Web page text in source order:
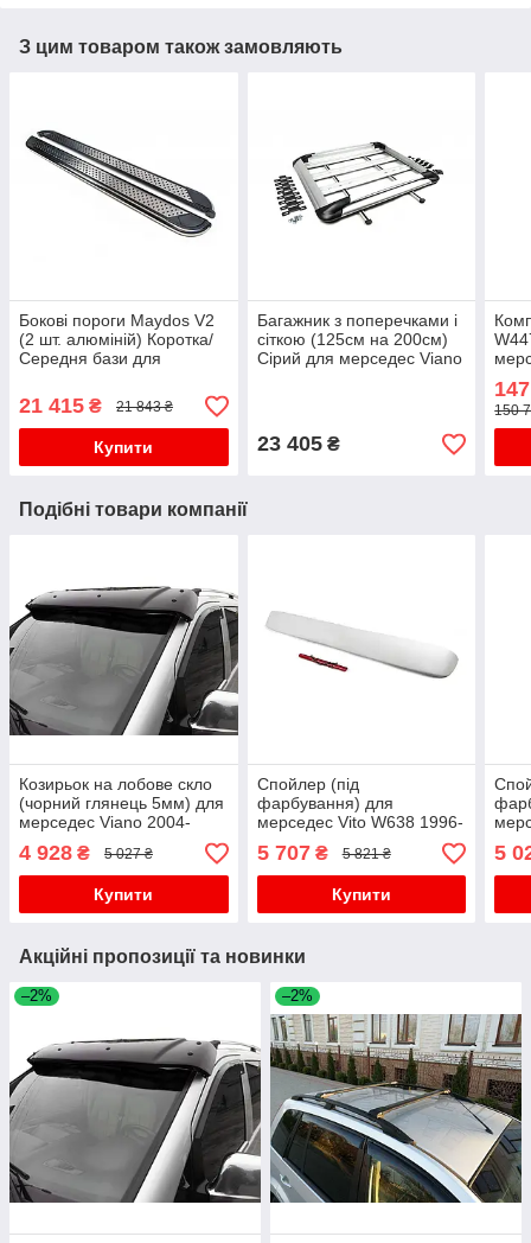
З цим товаром також замовляють
Бокові пороги Maydos V2
(2 шт. алюміній) Коротка/
Середня бази для
2014 рр
21 415 ₴ 21 843 ₴
Купити
Багажник з поперечками і
сіткою (125см на 200см)
Сірий для мерседес Viano
23 405₴
150
Подібні товари компанії
Козирьок на лобове скло
(чорний глянець 5мм) для
мерседес Viano 2004-
4 928 ₴ 5 027 ₴
Купити
Спойлер (під
фарбування) для
мерседес Vito W638 1996-
5 707₴ 5 821 ₴
Купити
5
Акційні пропозиції та новинки
–2% –2%